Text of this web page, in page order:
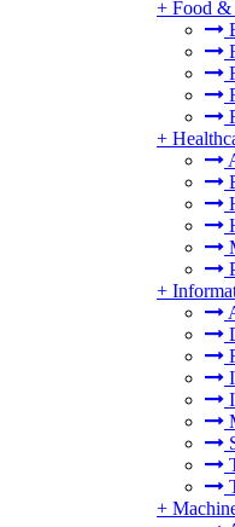
+ Food &
+
+
+